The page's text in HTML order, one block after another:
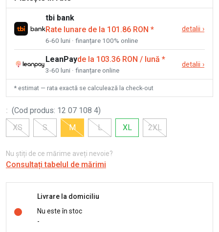
tbi bank
Rate lunare de la 101.86 RON *
6-60 luni · finanțare 100% online
detalii ›
LeanPayde la 103.36 RON / lună *
3-60 luni · finanțare online
detalii ›
* estimat — rata exactă se calculează la check-out
: (Cod produs: 12 07 108 4)
XS
S M L XL 2XL
Nu știți de ce mărime aveți nevoie?
Consultați tabelul de mărimi
Livrare la domiciliu
Nu este în stoc
-